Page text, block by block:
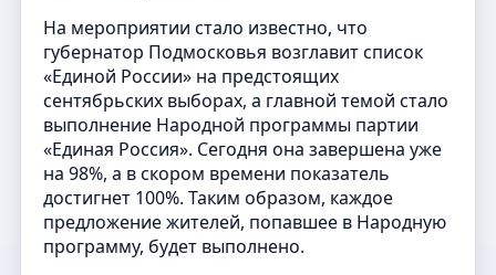
На мероприятии стало известно, что
губернатор Подмосковья возглавит список
«Единой России» на предстоящих
сентябрьских выборах, а главной темой стало
выполнение Народной программы партии
«Единая Россия». Сегодня она завершена уже
на 98%, а в скором времени показатель
достигнет 100%. Таким образом, каждое
предложение жителей, попавшее в Народную
программу, будет выполнено.